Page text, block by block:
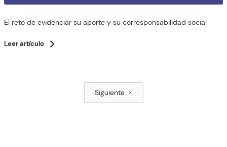
El reto de evidenciar su aporte y su corresponsabilidad social
Leer artículo
Siguiente